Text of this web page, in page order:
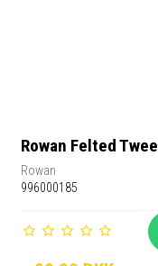
Rowan Felted
Rowan
996000185